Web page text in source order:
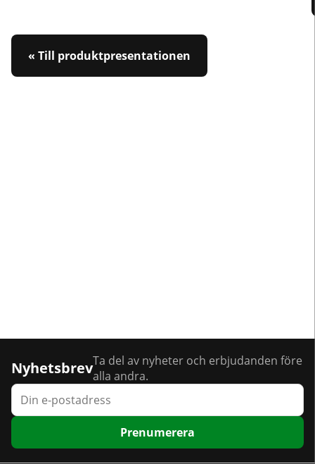
« Till produktpresentationen
NyhetsbrevTa del av nyheter och erbjudanden före
alla andra.
Prenumerera